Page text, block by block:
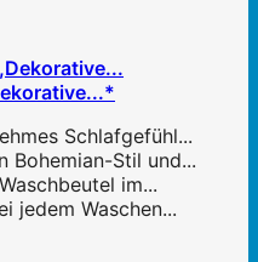
Schlafgefühl...
Bohemian-Stil und...
im...
jedem Waschen...